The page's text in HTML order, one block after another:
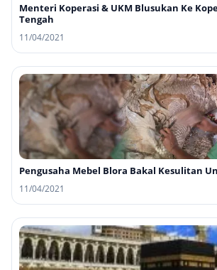
Menteri Koperasi & UKM Blusukan Ke
Tengah
11/04/2021
Pengusaha Mebel Blora Bakal Kesulitan
11/04/2021